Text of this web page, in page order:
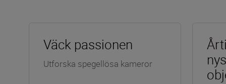
Väck passionen
Utforska spegellösa kameror